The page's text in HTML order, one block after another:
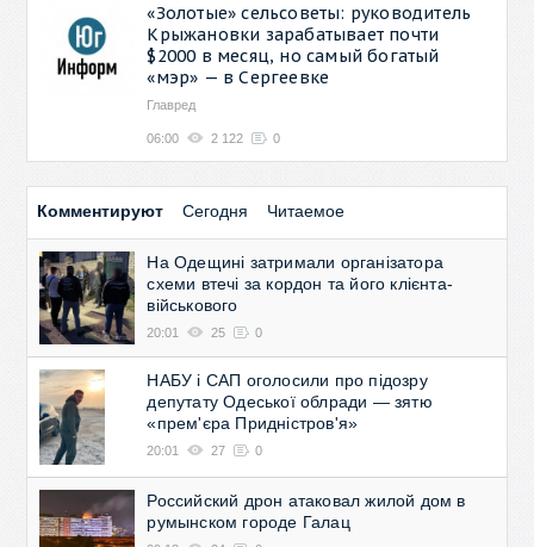
«Золотые» сельсоветы: руководитель
Крыжановки зарабатывает почти
$2000 в месяц, но самый богатый
«мэр» — в Сергеевке
Главред
06:00 2 122 0
Комментируют Сегодня Читаемое
На Одещині затримали організатора
схеми втечі за кордон та його клієнта-
військового
20:01 25 0
НАБУ і САП оголосили про підозру
депутату Одеської облради — зятю
«прем'єра Придністров'я»
20:01 27 0
Российский дрон атаковал жилой дом в
румынском городе Галац